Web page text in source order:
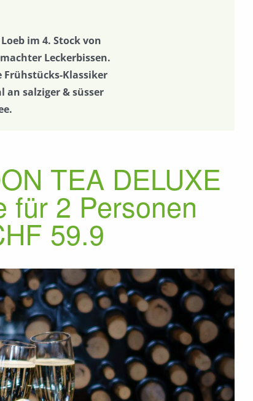
im 4. Stock von
Leckerbissen.
Frühstücks-Klassiker
an salziger & süsser
TEA DELUXE
für 2 Personen
59.9
Nächste